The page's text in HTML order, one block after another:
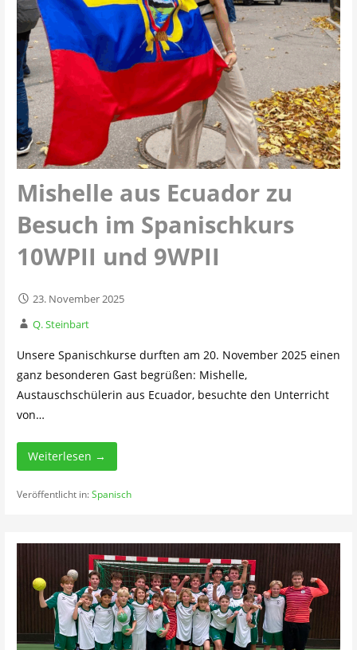
Mishelle aus Ecuador zu
Besuch im Spanischkurs
10WPII und 9WPII
23. November 2025
Q. Steinbart
Unsere Spanischkurse durften am 20. November 2025 einen
ganz besonderen Gast begrüßen: Mishelle,
Austauschschülerin aus Ecuador, besuchte den Unterricht
von…
Weiterlesen →
Veröffentlicht in:Spanisch